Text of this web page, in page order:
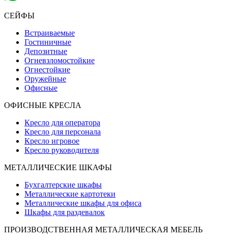
СЕЙФЫ
Встраиваемые
Гостиничные
Депозитные
Огневзломостойкие
Огнестойкие
Оружейные
Офисные
ОФИСНЫЕ КРЕСЛА
Кресло для оператора
Кресло для персонала
Кресло игровое
Кресло руководителя
МЕТАЛЛИЧЕСКИЕ ШКАФЫ
Бухгалтерские шкафы
Металлические картотеки
Металлические шкафы для офиса
Шкафы для раздевалок
ПРОИЗВОДСТВЕННАЯ МЕТАЛЛИЧЕСКАЯ МЕБЕЛЬ